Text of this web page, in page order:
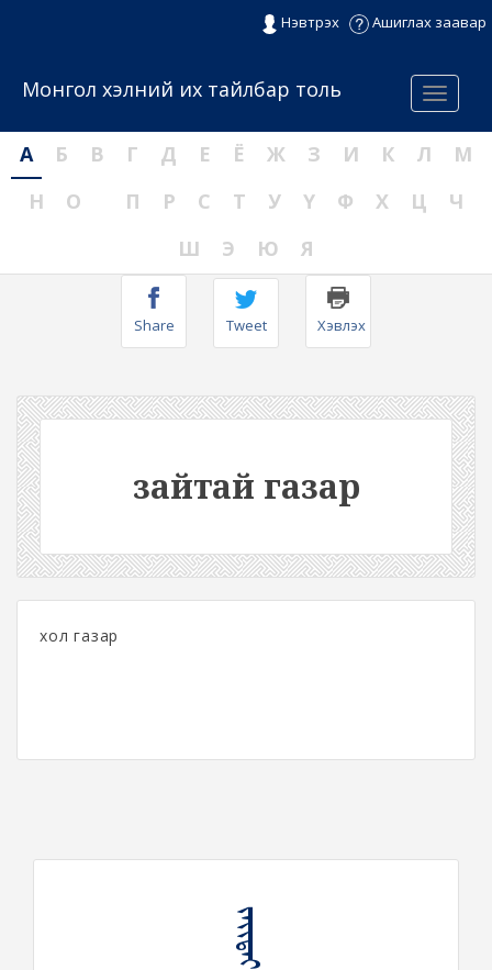
Нэвтрэх Ашиглах заавар
Menu
Монгол хэлний их тайлбар толь
А Б В Г Д Е Ё Ж З И К Л
М
Н
О П Р С Т У Ү Ф Х Ц
Ч
Ш
Э Ю Я
Share Tweet Хэвлэх
зайтай газар
хол газар